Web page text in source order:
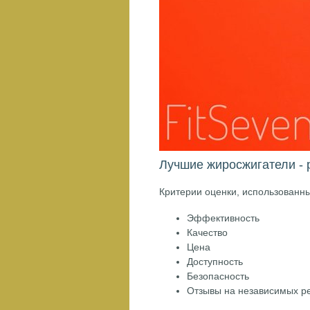
Лучшие жиросжигатели -
Критерии оценки,
Эффективность
Качество
Цена
Доступность
Безопасность
Отзывы на независимых